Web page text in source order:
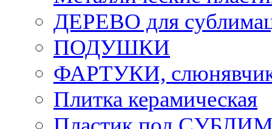
ДЕРЕВО для
ПОДУШКИ
ФАРТУКИ,
Плитка керамическая